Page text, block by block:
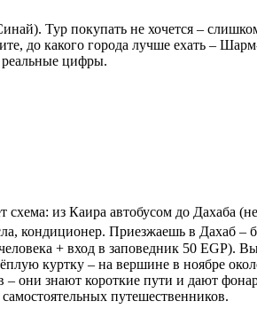
Тур покупать не хочется –
до какого города лучше ехать –
реальные цифры.
схема: из Каира автобусом до Дахаба
кондиционер. Приезжаешь в Дахаб –
+ вход в заповедник 50 EGP).
куртку – на вершине в ноябре
– они знают короткие пути и дают
путешественников.